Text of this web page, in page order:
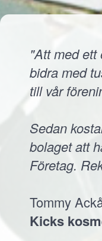
"Att med ett
bidra med
till vår
Sedan
bolaget att
Företag.
Tommy
Kicks